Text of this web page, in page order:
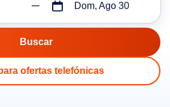
Dom, Ago 30
ofertas telefónicas